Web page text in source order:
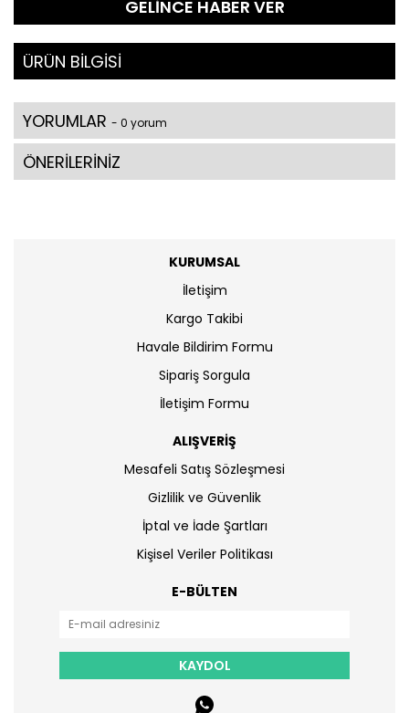
GELİNCE HABER VER
ÜRÜN BİLGİSİ
YORUMLAR - 0 yorum
ÖNERİLERİNİZ
KURUMSAL
İletişim
Kargo Takibi
Havale Bildirim Formu
Sipariş Sorgula
İletişim Formu
ALIŞVERİŞ
Mesafeli Satış Sözleşmesi
Gizlilik ve Güvenlik
İptal ve İade Şartları
Kişisel Veriler Politikası
E-BÜLTEN
KAYDOL